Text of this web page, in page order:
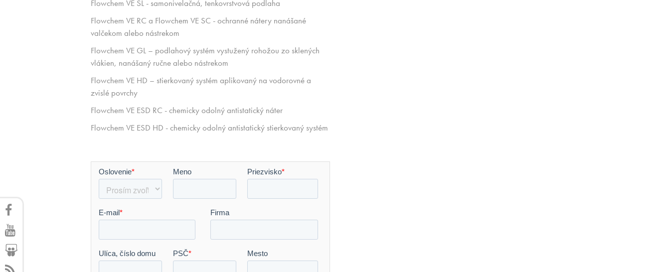
Flowchem VE SL - samonivelačná, tenkovrstvová podlaha
Flowchem VE RC a Flowchem VE SC - ochranné nátery nanášané
valčekom alebo nástrekom
Flowchem VE GL – podlahový systém vystužený rohožou zo sklených
vlákien, nanášaný ručne alebo nástrekom
Flowchem VE HD – stierkovaný systém aplikovaný na vodorovné a
zvislé povrchy
Flowchem VE ESD RC - chemicky odolný antistatický náter
Flowchem VE ESD HD - chemicky odolný antistatický stierkovaný systém